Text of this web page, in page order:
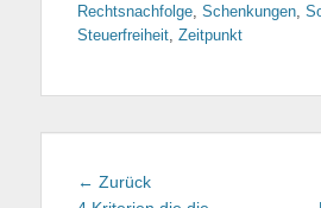
Rechtsnachfolge Schenkungen
Steuerfreiheit Zeitpunkt
Beitragsnavigation
← Zurück